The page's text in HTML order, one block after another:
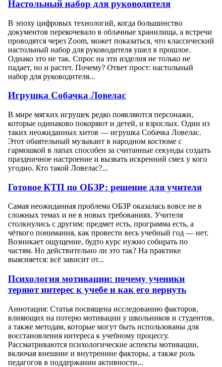
Настольный набор для руководителя
В эпоху цифровых технологий, когда большинство
документов перекочевало в облачные хранилища, а встречи
проводятся через Zoom, может показаться, что классический
настольный набор для руководителя ушел в прошлое.
Однако это не так. Спрос на эти изделия не только не
падает, но и растет. Почему? Ответ прост: настольный
набор для руководителя...
Игрушка Собачка Ловелас
В мире мягких игрушек редко появляются персонажи,
которые одинаково покоряют и детей, и взрослых. Один из
таких неожиданных хитов — игрушка Собачка Ловелас.
Этот обаятельный музыкант в народном костюме с
гармошкой в лапах способен за считанные секунды создать
праздничное настроение и вызвать искренний смех у кого
угодно. Кто такой Ловелас?...
Готовое КТП по ОБЗР: решение для учителя
Самая неожиданная проблема ОБЗР оказалась вовсе не в
сложных темах и не в новых требованиях. Учителя
столкнулись с другим: предмет есть, программа есть, а
чёткого понимания, как провести весь учебный год — нет.
Возникает ощущение, будто курс нужно собирать по
частям. Но действительно ли это так? На практике
выясняется: всё зависит от...
Психология мотивации: почему ученики
теряют интерес к учебе и как его вернуть
Аннотация: Статья посвящена исследованию факторов,
влияющих на потерю мотивации у школьников и студентов,
а также методам, которые могут быть использованы для
восстановления интереса к учебному процессу.
Рассматриваются психологические аспекты мотивации,
включая внешние и внутренние факторы, а также роль
педагогов в поддержании активности...